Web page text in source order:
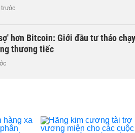
trước
hơn Bitcoin: Giới đầu tư tháo
thương tiếc
nhất sản xuất vàng mã trên sàn